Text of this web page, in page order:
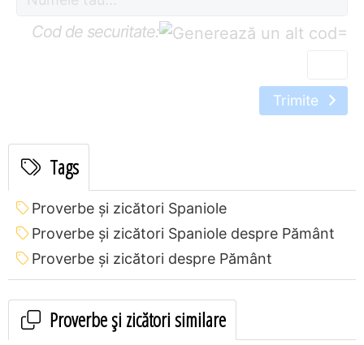
Cod de securitate: =
Trimite
Tags
Proverbe și zicători Spaniole
Proverbe și zicători Spaniole despre Pământ
Proverbe și zicători despre Pământ
Proverbe și zicători similare